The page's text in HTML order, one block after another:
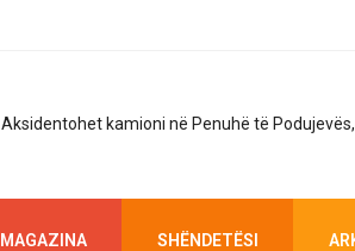
Aksidentohet kamioni në Penuhë të
MAGAZINA SHËNDETËSI